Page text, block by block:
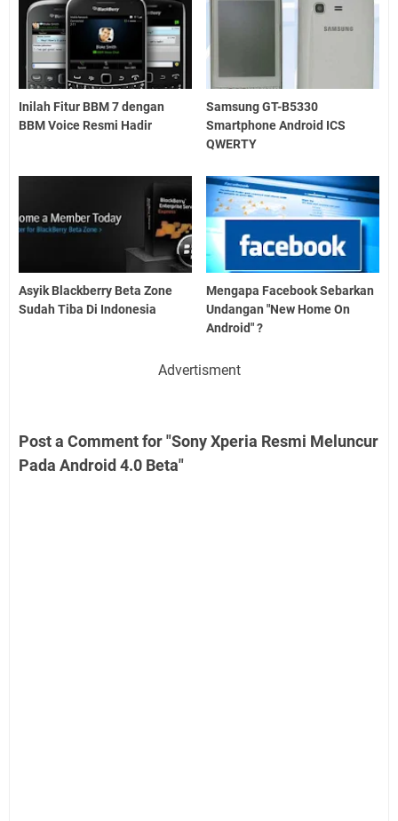
Inilah Fitur BBM 7 dengan
BBM Voice Resmi Hadir
Samsung GT-B5330
Smartphone Android ICS
QWERTY
Asyik Blackberry Beta Zone
Sudah Tiba Di Indonesia
Mengapa Facebook Sebarkan
Undangan "New Home On
Android" ?
Advertisment
Post a Comment for "Sony Xperia Resmi Meluncur
Pada Android 4.0 Beta"